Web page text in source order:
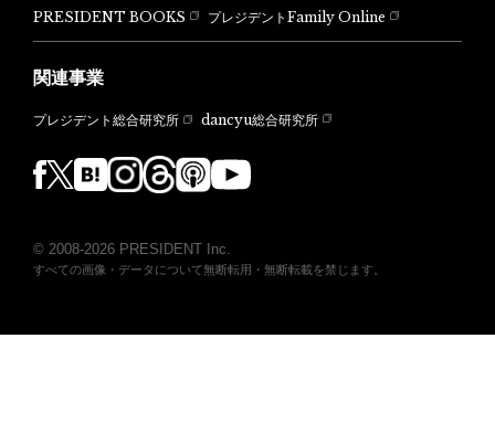
PRESIDENT BOOKS
プレジデントFamily Online
関連事業
プレジデント総合研究所 dancyu総合研究所
© 2008-2026 PRESIDENT Inc.
すべての画像・データについて無断転用・無断転載を禁じます。